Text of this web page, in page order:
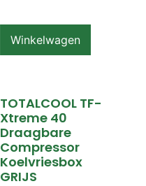
Winkelwagen
TOTALCOOL TF-
Xtreme 40
Draagbare
Compressor
Koelvriesbox
GRIJS